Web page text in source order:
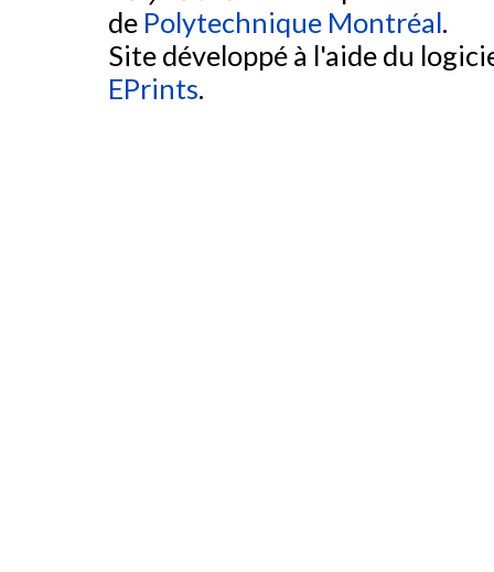
de Polytechnique Montréal.
Site développé à l'aide du
EPrints.